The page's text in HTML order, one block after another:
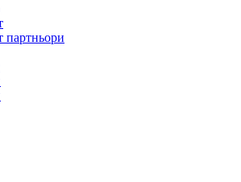
партньори